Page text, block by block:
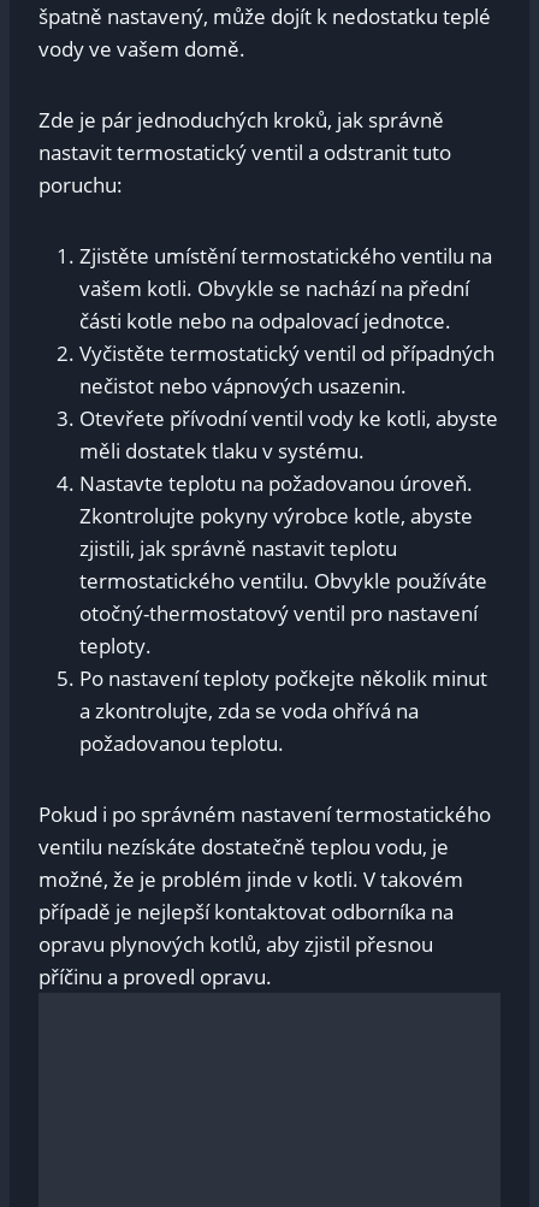
špatně nastavený, může dojít k nedostatku teplé
vody ve vašem domě.
Zde je pár jednoduchých kroků, jak správně
nastavit termostatický ventil a odstranit tuto
poruchu:
Zjistěte umístění termostatického ventilu na
vašem kotli. Obvykle se nachází na přední
části kotle nebo na odpalovací jednotce.
Vyčistěte termostatický ventil od případných
nečistot nebo vápnových usazenin.
Otevřete přívodní ventil vody ke kotli, abyste
měli dostatek tlaku v systému.
Nastavte teplotu na požadovanou úroveň.
Zkontrolujte pokyny výrobce kotle, abyste
zjistili, jak správně nastavit teplotu
termostatického ventilu. Obvykle používáte
otočný-thermostatový ventil pro nastavení
teploty.
Po nastavení teploty počkejte několik minut
a zkontrolujte, zda se voda ohřívá na
požadovanou teplotu.
Pokud i po správném nastavení termostatického
ventilu nezískáte dostatečně teplou vodu, je
možné, že je problém jinde v kotli. V takovém
případě je nejlepší kontaktovat odborníka na
opravu plynových kotlů, aby zjistil přesnou
příčinu a provedl opravu.